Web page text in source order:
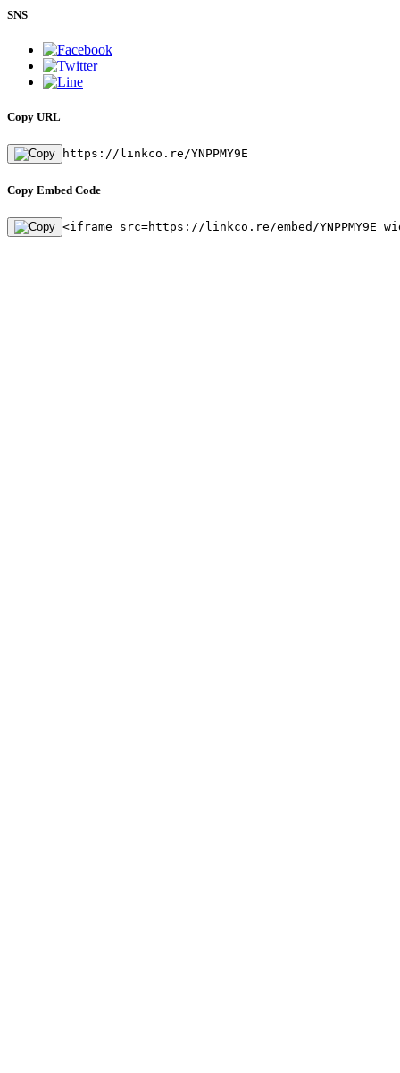
SNS
Copy URL
https://linkco.re/YNPPMY9E
Copy Embed Code
<iframe src=https://linkco.re/embed/YNPPMY9E